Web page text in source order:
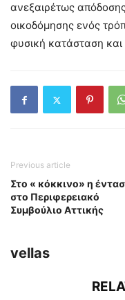
ανεξαιρέτως
οικοδόμησης ενός
φυσική κατάσταση και
Previous article
Στο « κόκκινο» η
στο Περιφερειακό
Συμβούλιο Αττικής
vellas